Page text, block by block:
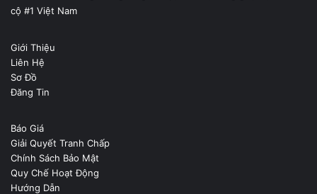
cộ #1 Việt Nam
Giới Thiệu
Liên Hệ
Sơ Đồ
Đăng Tin
Báo Giá
Giải Quyết Tranh Chấp
Chính Sách Bảo Mật
Quy Chế Hoạt Động
Hướng Dẫn